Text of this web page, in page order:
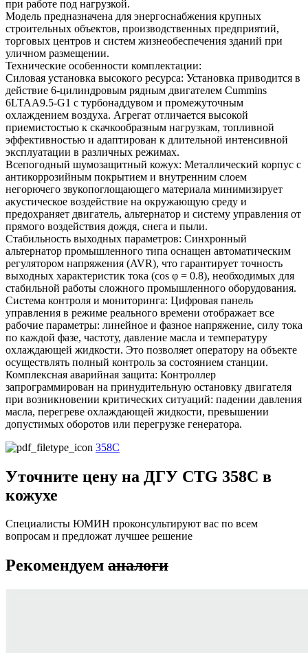
при работе под нагрузкой.
Модель предназначена для энергоснабжения крупных
строительных объектов, производственных предприятий,
торговых центров и систем жизнеобеспечения зданий при
уличном размещении.
Технические особенности комплектации:
Силовая установка высокого ресурса: Установка приводится в
действие 6-цилиндровым рядным двигателем Cummins
6LTAA9.5-G1 с турбонаддувом и промежуточным
охлаждением воздуха. Агрегат отличается высокой
приемистостью к скачкообразным нагрузкам, топливной
эффективностью и адаптирован к длительной интенсивной
эксплуатации в различных режимах.
Всепогодный шумозащитный кожух: Металлический корпус с
антикоррозийным покрытием и внутренним слоем
негорючего звукопоглощающего материала минимизирует
акустическое воздействие на окружающую среду и
предохраняет двигатель, альтернатор и систему управления от
прямого воздействия дождя, снега и пыли.
Стабильность выходных параметров: Синхронный
альтернатор промышленного типа оснащен автоматическим
регулятором напряжения (AVR), что гарантирует точность
выходных характеристик тока (cos φ = 0.8), необходимых для
стабильной работы сложного промышленного оборудования.
Система контроля и мониторинга: Цифровая панель
управления в режиме реального времени отображает все
рабочие параметры: линейное и фазное напряжение, силу тока
по каждой фазе, частоту, давление масла и температуру
охлаждающей жидкости. Это позволяет оператору на объекте
осуществлять полный контроль за состоянием станции.
Комплексная аварийная защита: Контроллер
запрограммирован на принудительную остановку двигателя
при возникновении критических ситуаций: падении давления
масла, перегреве охлаждающей жидкости, превышении
допустимых оборотов или перегрузке генератора.
358C
Уточните цену на ДГУ CTG 358C в
кожухе
Специалисты ЮМИН проконсультируют вас по всем
вопросам и предложат лучшее решение
Рекомендуем аналоги